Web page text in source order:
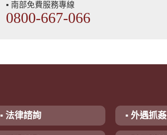
▪ 南部免費服務專線
0800-667-066
▪ 法律諮詢 ▪ 外遇抓姦